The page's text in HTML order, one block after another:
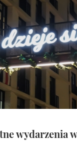
wydarzenia